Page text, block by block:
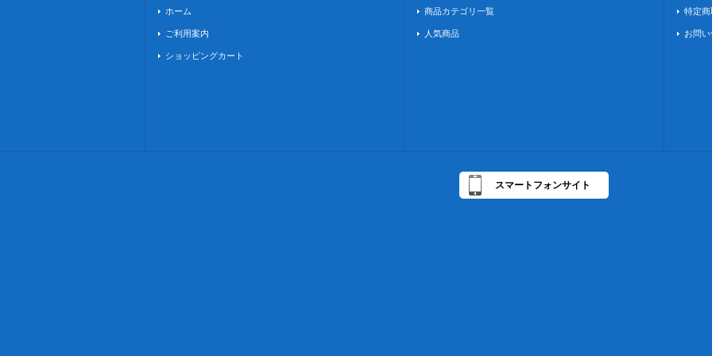
ホーム
ご利用案内
ショッピングカート
商品カテゴリ一覧
人気商品
特定
お問
スマートフォンサイト